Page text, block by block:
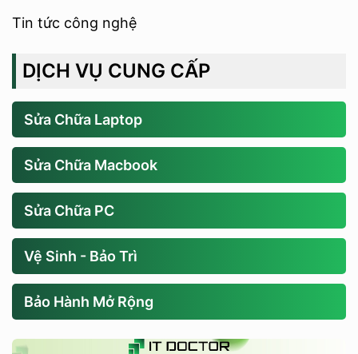
Tin tức công nghệ
DỊCH VỤ CUNG CẤP
Sửa Chữa Laptop
Sửa Chữa Macbook
Sửa Chữa PC
Vệ Sinh - Bảo Trì
Bảo Hành Mở Rộng